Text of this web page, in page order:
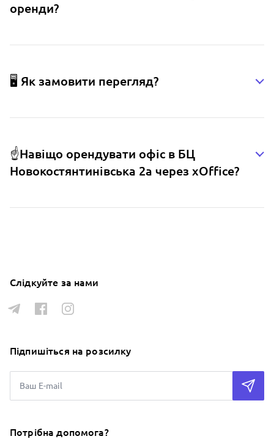
оренди?
🖥️ Як замовити перегляд?
☝️Навіщо орендувати офіс в БЦ
Новокостянтинівська 2а через xOffice?
Слідкуйте за нами
Підпишіться на розсилку
Потрібна допомога?